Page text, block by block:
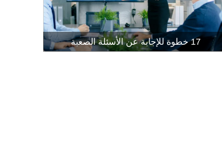
17 خطوة للإجابة عن الأسئلة الصعبة